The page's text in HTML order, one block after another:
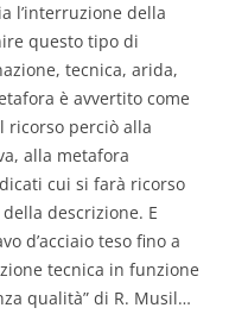
l’interruzione della
questo tipo di
tecnica, arida,
è avvertito come
ricorso perciò alla
alla metafora
cui si farà ricorso
descrizione. E
d’acciaio teso fino a
tecnica in funzione
qualità” di R. Musil…